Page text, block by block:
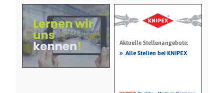
Aktuelle Stellenangebote:
» Alle Stellen bei KNIPEX